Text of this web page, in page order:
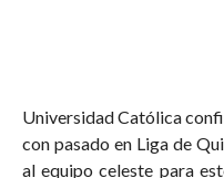
Universidad Católica
con pasado en Liga de
al equipo celeste para